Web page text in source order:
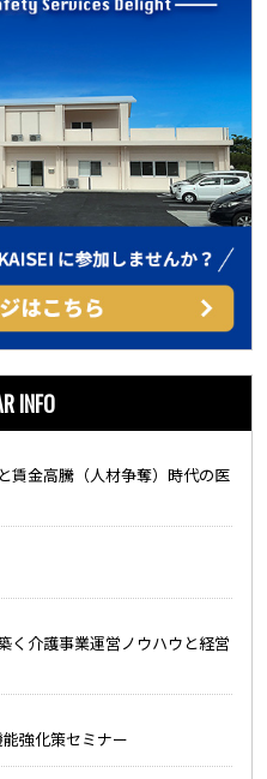
INFO
賃金高騰（人材争奪）時代の医
く介護事業運営ノウハウと経営
強化策セミナー